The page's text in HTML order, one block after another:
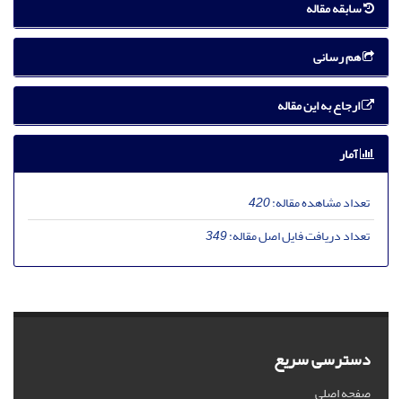
سابقه مقاله
هم رسانی
ارجاع به این مقاله
آمار
تعداد مشاهده مقاله:420
تعداد دریافت فایل اصل مقاله:349
دسترسی سریع
صفحه اصلی